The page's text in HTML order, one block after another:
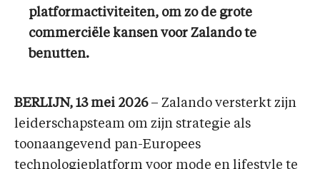
platformactiviteiten, om zo de grote
commerciële kansen voor Zalando te
benutten.
BERLIJN, 13 mei 2026– Zalando versterkt zijn
leiderschapsteam om zijn strategie als
toonaangevend pan-Europees
technologieplatform voor mode en lifestyle te